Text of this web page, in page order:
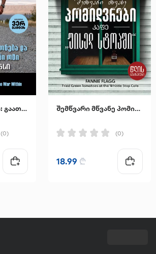
დაუსრულებელი: გაათავისუფლეთ გონება და მოიგეთ შინაგანი ომი
(0)
შემწვარი მწვანე პომიდვრები კაფე "უისელ სტოპში"
(0)
18.99 ₾